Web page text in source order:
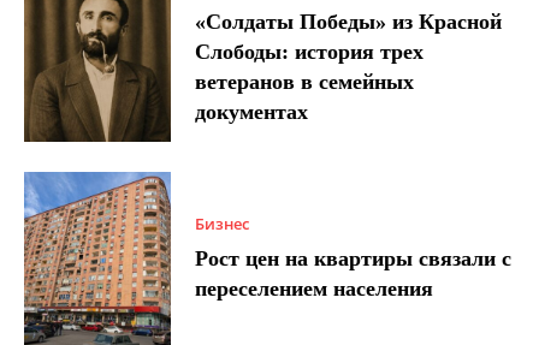
«Солдаты Победы» из Красной
Слободы: история трех
ветеранов в семейных
документах
Бизнес
Рост цен на квартиры связали с
переселением населения